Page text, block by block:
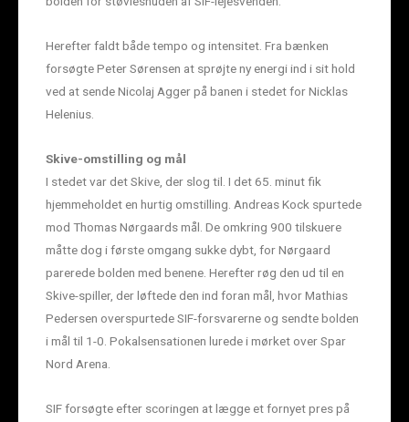
Herefter faldt både tempo og intensitet. Fra bænken
forsøgte Peter Sørensen at sprøjte ny energi ind i sit hold
ved at sende Nicolaj Agger på banen i stedet for Nicklas
Helenius.
Skive-omstilling og mål
I stedet var det Skive, der slog til. I det 65. minut fik
hjemmeholdet en hurtig omstilling. Andreas Kock spurtede
mod Thomas Nørgaards mål. De omkring 900 tilskuere
måtte dog i første omgang sukke dybt, for Nørgaard
parerede bolden med benene. Herefter røg den ud til en
Skive-spiller, der løftede den ind foran mål, hvor Mathias
Pedersen overspurtede SIF-forsvarerne og sendte bolden
i mål til 1-0. Pokalsensationen lurede i mørket over Spar
Nord Arena.
SIF forsøgte efter scoringen at lægge et fornyet pres på